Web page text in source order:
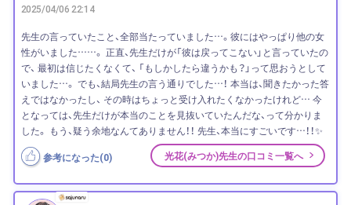
2025/04/06 22:14
先生の言っていたこと、全部当たっていました…。彼にはやっぱり他の女
性がいました……。 正直、先生だけが「彼は戻ってこない」と言っていたの
で、 最初は信じたくなくて、 「もしかしたら違うかも？」って思おうとして
いました…。 でも、結局先生の言う通りでした…！ 本当は、聞きたかった答
えではなかったし、 その時はちょっと受け入れたくなかったけれど… 今
となっては、先生だけが本当のことを見抜いていたんだな、って分かりま
した。 もう、疑う余地なんてありません！！ 先生、本当にすごいです…！！✨
参考になった(0) 光花(みつか)先生の口コミ一覧へ